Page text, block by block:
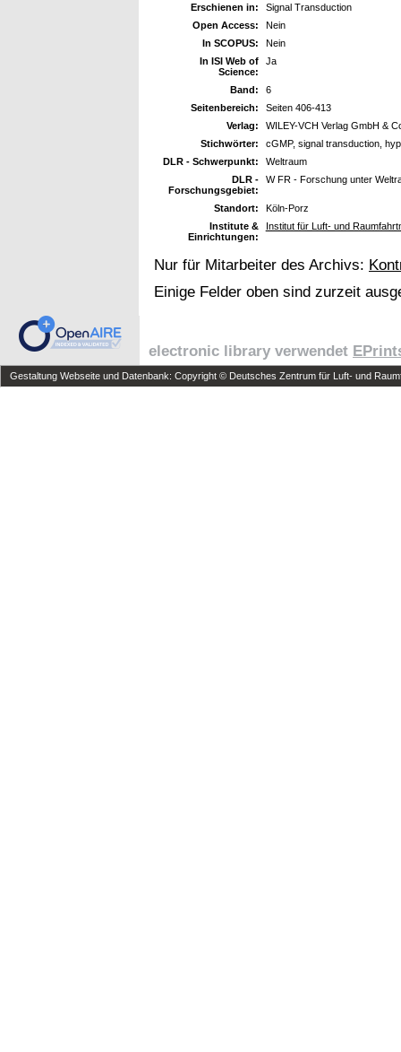
Erschienen in:
Signal Transduction
Open Access:
Nein
In SCOPUS:
Nein
In ISI Web of
Science:
Ja
Band:
6
Seitenbereich:
Seiten 406-413
Verlag:
WILEY-VCH Verlag GmbH &
Stichwörter:
cGMP, signal transduction,
DLR - Schwerpunkt:
Weltraum
DLR -
Forschungsgebiet:
W FR - Forschung unter
Standort:
Köln-Porz
Institute &
Einrichtungen:
Institut für Luft- und
Nur für Mitarbeiter des Archivs:
Einige Felder oben sind zurzeit
electronic library verwendet
Gestaltung Webseite und Datenbank: Copyright © Deutsches Zentrum für Luft- und